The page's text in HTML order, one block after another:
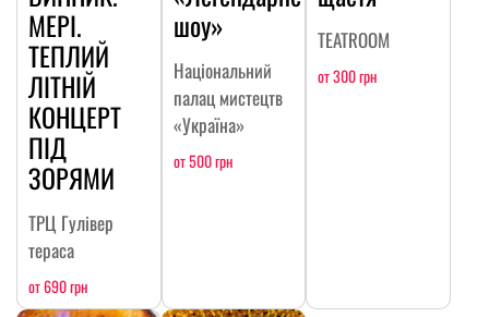
МЕРІ.
ТЕПЛИЙ
ЛІТНІЙ
КОНЦЕРТ
ПІД
ЗОРЯМИ
ТРЦ Гулівер
тераса
от 690 грн
шоу»
Національний
палац мистецтв
«Україна»
от 500 грн
TEATROOM
от 300 грн